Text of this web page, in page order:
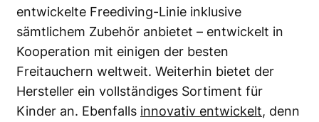
entwickelte Freediving-Linie inklusive
sämtlichem Zubehör anbietet – entwickelt in
Kooperation mit einigen der besten
Freitauchern weltweit. Weiterhin bietet der
Hersteller ein vollständiges Sortiment für
Kinder an. Ebenfalls innovativ entwickelt, denn